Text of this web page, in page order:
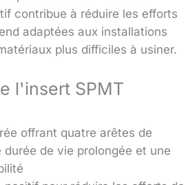
contribue à réduire les efforts
adaptées aux installations
plus difficiles à usiner.
l'insert SPMT
offrant quatre arêtes de
durée de vie prolongée et une